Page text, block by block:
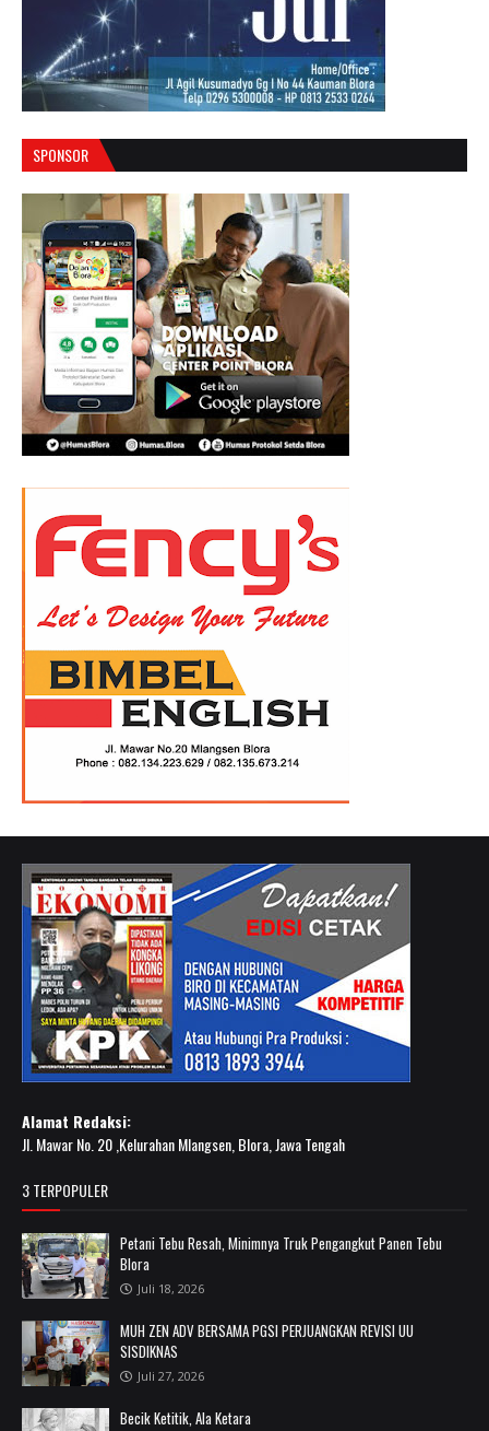
SPONSOR
Alamat Redaksi:
Jl. Mawar No. 20 ,Kelurahan Mlangsen, Blora, Jawa Tengah
3 TERPOPULER
Petani Tebu Resah, Minimnya Truk Pengangkut Panen Tebu
Blora
Juli 18, 2026
MUH ZEN ADV BERSAMA PGSI PERJUANGKAN REVISI UU
SISDIKNAS
Juli 27, 2026
Becik Ketitik, Ala Ketara